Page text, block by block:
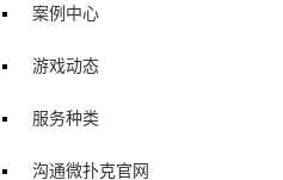
案例中心
游戏动态
服务种类
沟通微扑克官网